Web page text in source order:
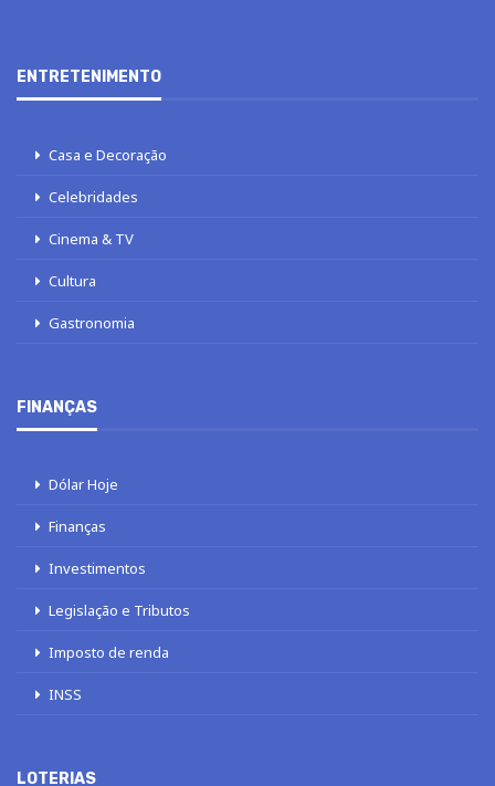
ENTRETENIMENTO
Casa e Decoração
Celebridades
Cinema & TV
Cultura
Gastronomia
FINANÇAS
Dólar Hoje
Finanças
Investimentos
Legislação e Tributos
Imposto de renda
INSS
LOTERIAS